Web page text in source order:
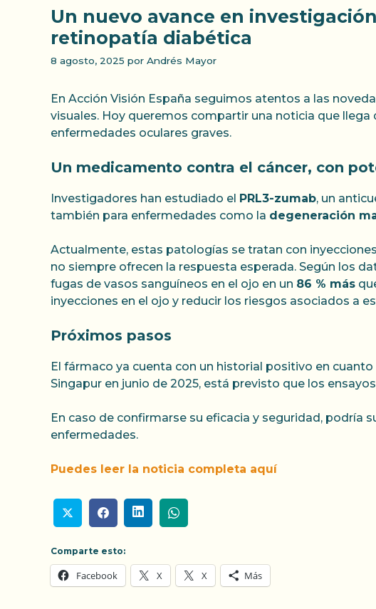
Un nuevo avance en
retinopatía diabética
8 agosto, 2025 por Andrés Mayor
En Acción Visión España seguimos atentos a las
visuales. Hoy queremos compartir una noticia que
enfermedades oculares graves.
Un medicamento contra el cáncer, con
Investigadores han estudiado el PRL3-zumab, un
también para enfermedades como la degeneración
Actualmente, estas patologías se tratan con
no siempre ofrecen la respuesta esperada. Según los
fugas de vasos sanguíneos en el ojo en un 86 % más
inyecciones en el ojo y reducir los riesgos asociados a
Próximos pasos
El fármaco ya cuenta con un historial positivo en
Singapur en junio de 2025, está previsto que los
En caso de confirmarse su eficacia y seguridad, podría
enfermedades.
Puedes leer la noticia completa aquí
Comparte esto:
Facebook X X Más